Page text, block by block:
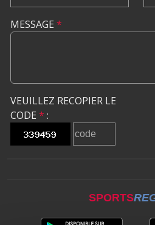
MESSAGE *
VEUILLEZ RECOPIER LE
CODE * :
SPORTS